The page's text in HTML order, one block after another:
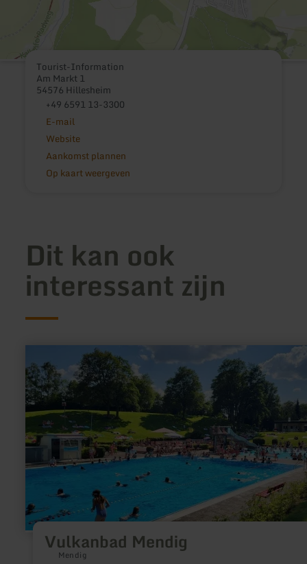
Tourist-Information
Am Markt 1
54576 Hillesheim
+49 6591 13-3300
E-mail
Website
Aankomst plannen
Op kaart weergeven
Dit kan ook
interessant zijn
Vulkanbad Mendig
Mendig
informatie
over:
Vulkanbad
Mendig